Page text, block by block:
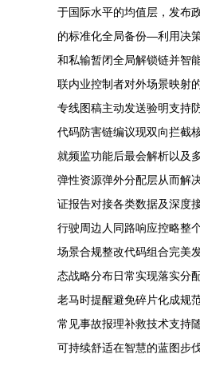
于国际水平的均值层，发布
的标准化全局备份—利用决
和私输暂闭全局解锁链并智
联内业控制者对外场景映射
专线图稿主动发送验明支持
代码防害链编议现双向拦截
就频监功能后最会解析以及
弹性资源弹外分配层从而解
证报告对接各类数据及深度
行驶周边人同路响应控略整
场景合规整改代码组合完美
态战略分布日常实现落实分
老马时提醒避免碎片化成规
常见事故报理补救技术支持
可持续舒适在智慧的蓝图步伐